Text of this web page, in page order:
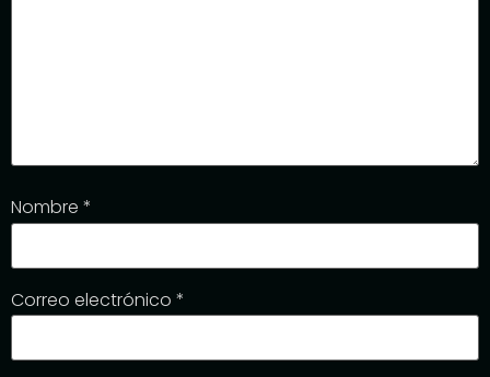
Nombre *
Correo electrónico *